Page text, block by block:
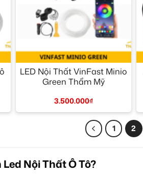
+
LED Nội Thất VinFast Minio
Green Thẩm Mỹ
3.500.000₫
1 2
Nội Thất Ô Tô?